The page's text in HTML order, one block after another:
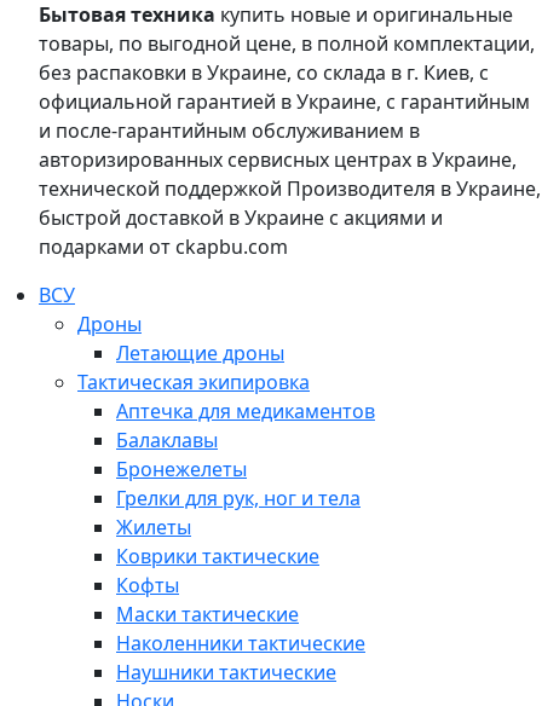
Бытовая техника купить новые и оригинальные
товары, по выгодной цене, в полной комплектации,
без распаковки в Украине, со склада в г. Киев, с
официальной гарантией в Украине, с гарантийным
и после-гарантийным обслуживанием в
авторизированных сервисных центрах в Украине,
технической поддержкой Производителя в Украине,
быстрой доставкой в Украине с акциями и
подарками от ckapbu.com
ВСУ
Дроны
Летающие дроны
Тактическая экипировка
Аптечка для медикаментов
Балаклавы
Бронежелеты
Грелки для рук, ног и тела
Жилеты
Коврики тактические
Кофты
Маски тактические
Наколенники тактические
Наушники тактические